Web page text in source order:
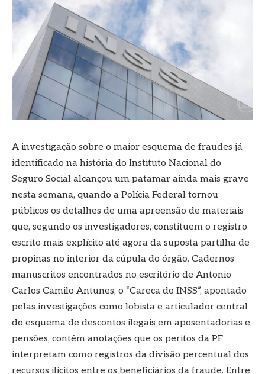
A investigação sobre o maior esquema de fraudes já
identificado na história do Instituto Nacional do
Seguro Social alcançou um patamar ainda mais grave
nesta semana, quando a Polícia Federal tornou
públicos os detalhes de uma apreensão de materiais
que, segundo os investigadores, constituem o registro
escrito mais explícito até agora da suposta partilha de
propinas no interior da cúpula do órgão. Cadernos
manuscritos encontrados no escritório de Antonio
Carlos Camilo Antunes, o “Careca do INSS”, apontado
pelas investigações como lobista e articulador central
do esquema de descontos ilegais em aposentadorias e
pensões, contêm anotações que os peritos da PF
interpretam como registros da divisão percentual dos
recursos ilícitos entre os beneficiários da fraude. Entre